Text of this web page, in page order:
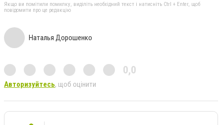
Якщо ви помітили помилку, виділіть необхідний текст і натисніть Ctrl + Enter, щоб
повідомити про це редакцію
Наталья Дорошенко
0,0
Авторизуйтесь, щоб оцінити